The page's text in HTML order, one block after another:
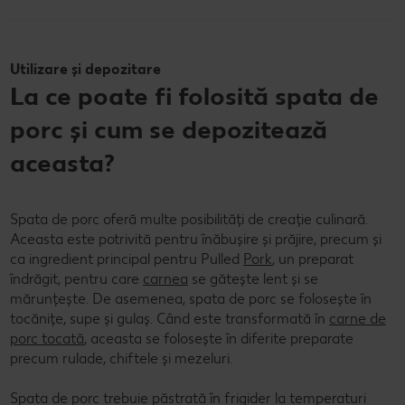
Utilizare și depozitare
La ce poate fi folosită spata de
porc și cum se depozitează
aceasta?
Spata de porc oferă multe posibilități de creație culinară.
Aceasta este potrivită pentru înăbușire și prăjire, precum și
ca ingredient principal pentru Pulled Pork, un preparat
îndrăgit, pentru care carnea se gătește lent și se
mărunțește. De asemenea, spata de porc se folosește în
tocănițe, supe și gulaș. Când este transformată în carne de
porc tocată, aceasta se folosește în diferite preparate
precum rulade, chiftele și mezeluri.
Spata de porc trebuie păstrată în frigider la temperaturi